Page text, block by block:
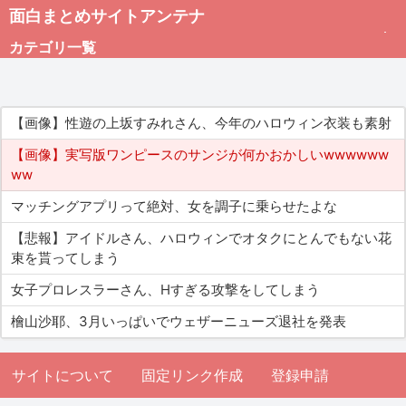
面白まとめサイトアンテナ
カテゴリ一覧
総合
アダルト
【画像】性遊の上坂すみれさん、今年のハロウィン衣装も素射
【画像】実写版ワンピースのサンジが何かおかしいwwwwww
ww
マッチングアプリって絶対、女を調子に乗らせたよな
【悲報】アイドルさん、ハロウィンでオタクにとんでもない花
束を貰ってしまう
女子プロレスラーさん、Hすぎる攻撃をしてしまう
檜山沙耶、3月いっぱいでウェザーニューズ退社を発表
サイトについて 固定リンク作成 登録申請